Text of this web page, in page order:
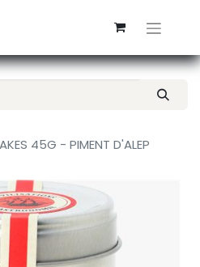
45G - PIMENT D'ALEP